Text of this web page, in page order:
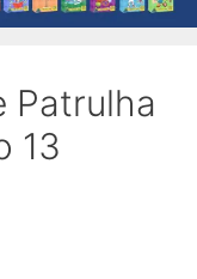
Patrulha
13